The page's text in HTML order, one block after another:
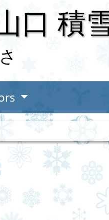
口 積